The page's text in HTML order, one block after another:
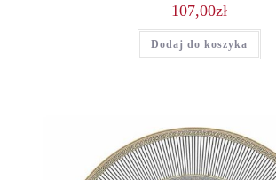
107,00zł
Dodaj do koszyka